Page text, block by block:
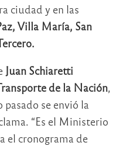
ciudad y en las
Villa María, San
Juan Schiaretti
de la Nación,
pasado se envió la
“Es el Ministerio
el cronograma de